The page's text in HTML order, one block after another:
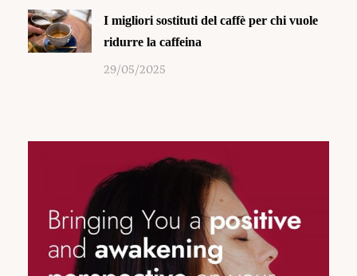
I migliori sostituti del caffè per chi vuole
ridurre la caffeina
29/05/2025